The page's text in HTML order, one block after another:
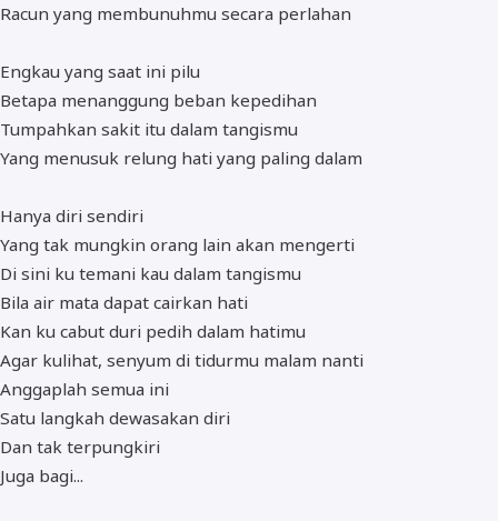
Racun yang membunuhmu secara perlahan
Engkau yang saat ini pilu
Betapa menanggung beban kepedihan
Tumpahkan sakit itu dalam tangismu
Yang menusuk relung hati yang paling dalam
Hanya diri sendiri
Yang tak mungkin orang lain akan mengerti
Di sini ku temani kau dalam tangismu
Bila air mata dapat cairkan hati
Kan ku cabut duri pedih dalam hatimu
Agar kulihat, senyum di tidurmu malam nanti
Anggaplah semua ini
Satu langkah dewasakan diri
Dan tak terpungkiri
Juga bagi...